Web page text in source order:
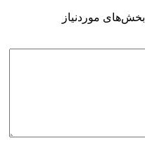
بخش‌های موردنیاز